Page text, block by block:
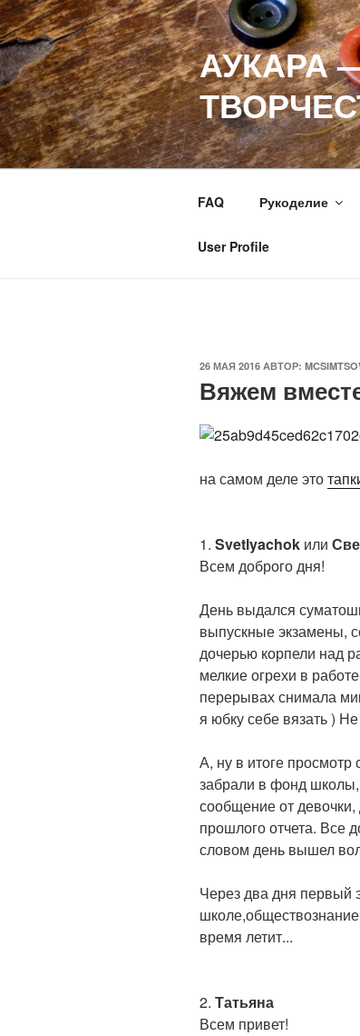
Перейти
к
содержимому
АУКАРА
FAQ Рукоделие
User Profile
ОПУБЛИКОВАНО
26 МАЯ 2016 АВТОР:
Вяжем
на самом деле это
1. Svetlyachok или
Всем доброго дня!
День выдался
выпускные экзамены,
дочерью корпели над
мелкие огрехи в
перерывах снимала
я юбку себе вязать )
А, ну в итоге просмотр
забрали в фонд
сообщение от
прошлого отчета. Все
словом день вышел
Через два дня первый
время летит...
2. Татьяна
Всем привет!